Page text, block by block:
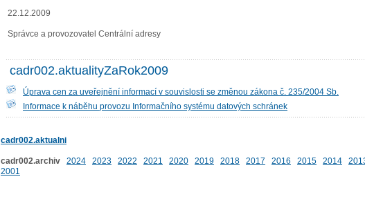
22.12.2009
Správce a provozovatel Centrální adresy
cadr002.aktualityZaRok2009
Úprava cen za uveřejnění informací v souvislosti se změnou zákona č. 235/2004 Sb.
Informace k náběhu provozu Informačního systému datových schránek
cadr002.aktualni
cadr002.archiv 2024 2023 2022 2021 2020 2019 2018 2017 2016 2015 2014
2001